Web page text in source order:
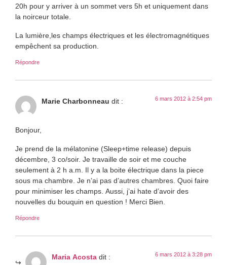
20h pour y arriver à un sommet vers 5h et uniquement dans
la noirceur totale.
La lumière,les champs électriques et les électromagnétiques
empêchent sa production.
Répondre
Marie Charbonneau dit : 6 mars 2012 à 2:54 pm
Bonjour,
Je prend de la mélatonine (Sleep+time release) depuis
décembre, 3 co/soir. Je travaille de soir et me couche
seulement à 2 h a.m. Il y a la boite électrique dans la piece
sous ma chambre. Je n’ai pas d’autres chambres. Quoi faire
pour minimiser les champs. Aussi, j’ai hate d’avoir des
nouvelles du bouquin en question ! Merci Bien.
Répondre
Maria Acosta dit : 6 mars 2012 à 3:28 pm